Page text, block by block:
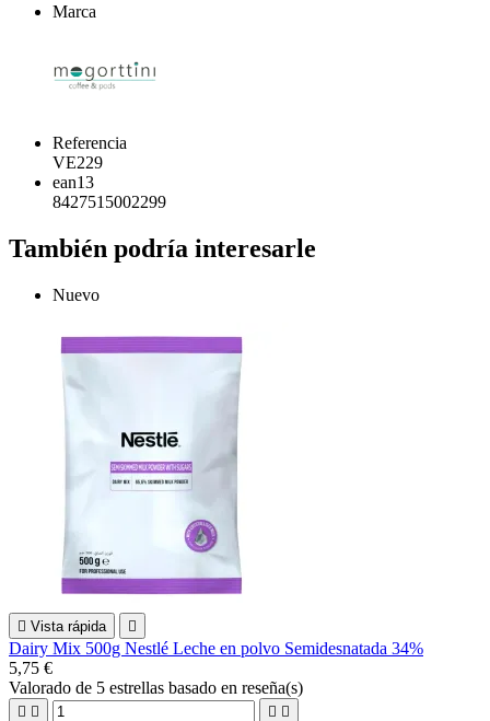
Marca
Referencia
VE229
ean13
8427515002299
También podría interesarle
Nuevo
 Vista rápida 
Dairy Mix 500g Nestlé Leche en polvo Semidesnatada 34%
5,75 €
Valorado de 5 estrellas basado en reseña(s)
   